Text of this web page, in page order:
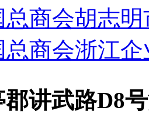
总商会胡志
总商会浙江
讲武路D8